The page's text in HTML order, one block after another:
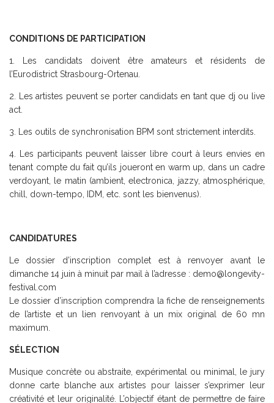
CONDITIONS DE PARTICIPATION
1. Les candidats doivent être amateurs et résidents de
l’Eurodistrict Strasbourg-Ortenau.
2. Les artistes peuvent se porter candidats en tant que dj ou live
act.
3. Les outils de synchronisation BPM sont strictement interdits.
4. Les participants peuvent laisser libre court à leurs envies en
tenant compte du fait qu’ils joueront en warm up, dans un cadre
verdoyant, le matin (ambient, electronica, jazzy, atmosphérique,
chill, down-tempo, IDM, etc. sont les bienvenus).
CANDIDATURES
Le dossier d’inscription complet est à renvoyer avant le
dimanche 14 juin à minuit par mail à l’adresse : demo@longevity-
festival.com
Le dossier d’inscription comprendra la fiche de renseignements
de l’artiste et un lien renvoyant à un mix original de 60 mn
maximum.
SÉLECTION
Musique concrète ou abstraite, expérimental ou minimal, le jury
donne carte blanche aux artistes pour laisser s’exprimer leur
créativité et leur originalité. L’objectif étant de permettre de faire